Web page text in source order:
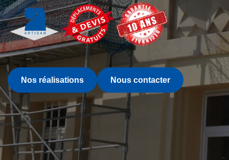
Nos réalisations Nous contacter